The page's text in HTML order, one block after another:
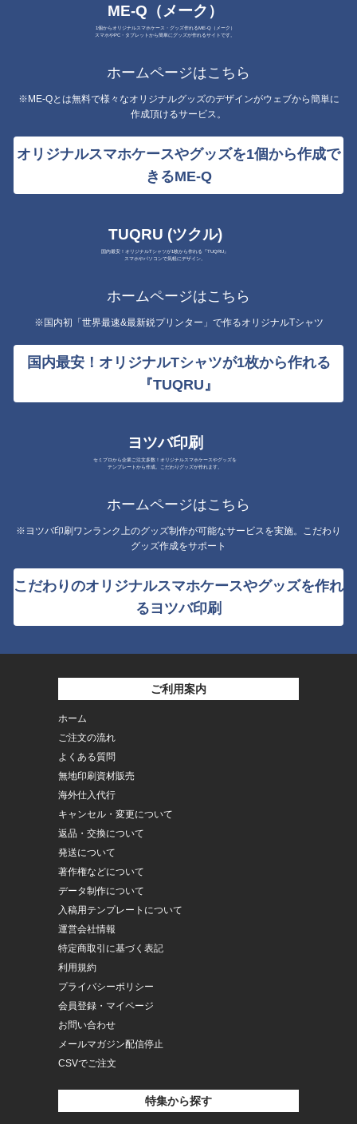
ME-Q（メーク）
1個からオリジナルスマホケース・グッズ作れるME-Q（メーク）
スマホやPC・タブレットから簡単にグッズが作れるサイトです。
ホームページはこちら
※ME-Qとは無料で様々なオリジナルグッズのデザインがウェブから簡単に
作成頂けるサービス。
オリジナルスマホケースやグッズを1個から作成で
きるME-Q
TUQRU (ツクル)
国内最安！オリジナルTシャツが1枚から作れる『TUQRU』
スマホやパソコンで気軽にデザイン。
ホームページはこちら
※国内初「世界最速&最新鋭プリンター」で作るオリジナルTシャツ
国内最安！オリジナルTシャツが1枚から作れる
『TUQRU』
ヨツバ印刷
セミプロから企業ご注文多数！オリジナルスマホケースやグッズを
テンプレートから作成。こだわりグッズが作れます。
ホームページはこちら
※ヨツバ印刷ワンランク上のグッズ制作が可能なサービスを実施。こだわり
グッズ作成をサポート
こだわりのオリジナルスマホケースやグッズを作れ
るヨツバ印刷
ご利用案内
ホーム
ご注文の流れ
よくある質問
無地印刷資材販売
海外仕入代行
キャンセル・変更について
返品・交換について
発送について
著作権などについて
データ制作について
入稿用テンプレートについて
運営会社情報
特定商取引に基づく表記
利用規約
プライバシーポリシー
会員登録・マイページ
お問い合わせ
メールマガジン配信停止
CSVでご注文
特集から探す